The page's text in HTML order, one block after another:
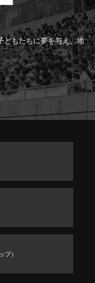
どもたちに夢を与え、地
プ）